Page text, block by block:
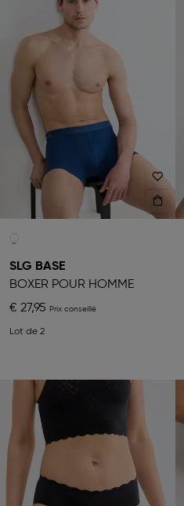
SLG BASE
BOXER POUR HOMME
€ 27,95
Lot de 2